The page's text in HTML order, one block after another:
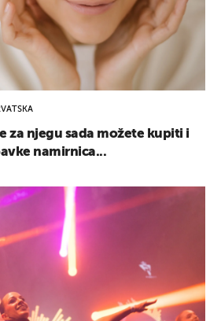
za njegu sada možete kupiti i
namirnica...